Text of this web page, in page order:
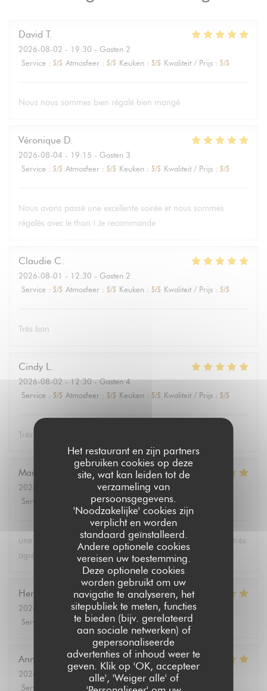
Het restaurant en zijn partners
gebruiken cookies op deze
site, wat kan leiden tot de
verzameling van
persoonsgegevens.
'Noodzakelijke' cookies zijn
verplicht en worden
standaard geïnstalleerd.
Andere optionele cookies
vereisen uw toestemming.
Deze optionele cookies
worden gebruikt om uw
navigatie te analyseren, het
sitepubliek te meten, functies
te bieden (bijv. gerelateerd
aan sociale netwerken) of
gepersonaliseerde
advertenties of inhoud weer te
geven. Klik op 'OK, accepteer
alle', 'Weiger alle' of
David T
2026-08-02 - 19:30 - Gasten 2
Service : 5/5 Atmosfeer : 5/5 Keuken : 5/5 Kwaliteit / Prijs : 5/5
Nous nous sommes bien régalé bien mangé
Véronique D
2026-08-04 - 19:15 - Gasten 3
Service : 5/5 Atmosfeer : 5/5 Keuken : 5/5 Kwaliteit / Prijs : 5/5
Nous avons passé une excellente soirée et nous sommes
régalés avec le thon ! Je recommande
Claudie C
2026-08-01 - 12:30 - Gasten 2
Service : 5/5 Atmosfeer : 5/5 Keuken : 5/5 Kwaliteit / Prijs : 5/5
Très bon
Cindy L
2026-08-02- 12:30 - Gasten 4
Service : 5/5 Atmosfeer : 5/5 Keuken : 5/5 Kwaliteit / Prijs : 5/5
Très bon repas, équipe serviable!
Marie-Paule B
2026-08-01
- 19:15 - Gasten 2
Service
Atmosfeer: 5/5 Keuken: 5/5 Kwaliteit / Prijs
une carte bien fournie, des plats excellents et un personnel très
agréable
Hervé
2026-08-04
- 12:00 - Gasten 2
Service
Atmosfeer: 5/5 Keuken: 5/5 Kwaliteit / Prijs
Annie
2026-08-03
- 19:00 - Gasten 2
Service
Atmosfeer: 5/5 Keuken: 5/5 Kwaliteit / Prijs